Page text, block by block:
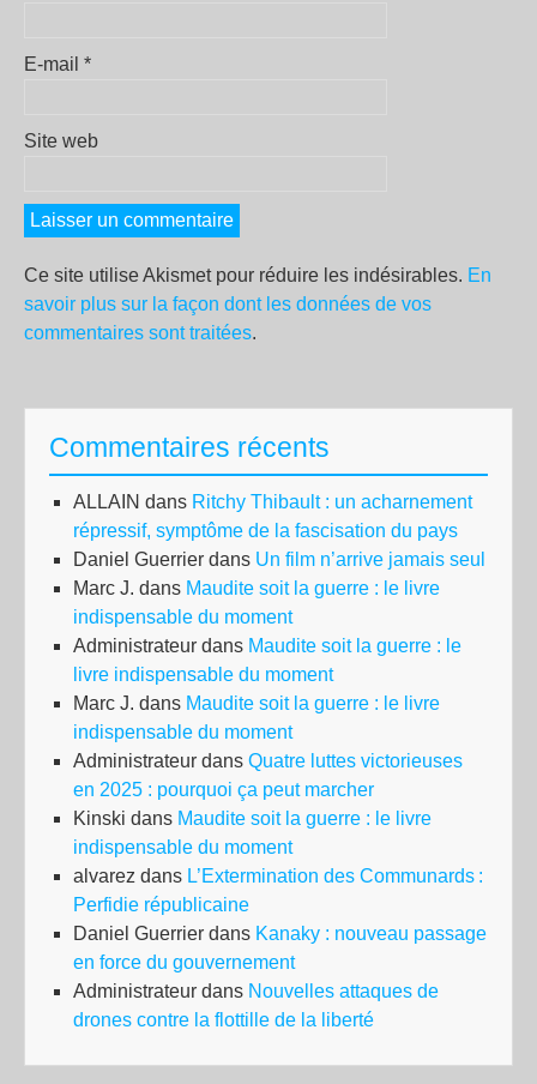
E-mail *
Site web
Ce site utilise Akismet pour réduire les indésirables. En
savoir plus sur la façon dont les données de vos
commentaires sont traitées.
Commentaires récents
ALLAIN dans Ritchy Thibault : un acharnement
répressif, symptôme de la fascisation du pays
Daniel Guerrier dans Un film n’arrive jamais seul
Marc J. dans Maudite soit la guerre : le livre
indispensable du moment
Administrateur dans Maudite soit la guerre : le
livre indispensable du moment
Marc J. dans Maudite soit la guerre : le livre
indispensable du moment
Administrateur dans Quatre luttes victorieuses
en 2025 : pourquoi ça peut marcher
Kinski dans Maudite soit la guerre : le livre
indispensable du moment
alvarez dans L’Extermination des Communards :
Perfidie républicaine
Daniel Guerrier dans Kanaky : nouveau passage
en force du gouvernement
Administrateur dans Nouvelles attaques de
drones contre la flottille de la liberté